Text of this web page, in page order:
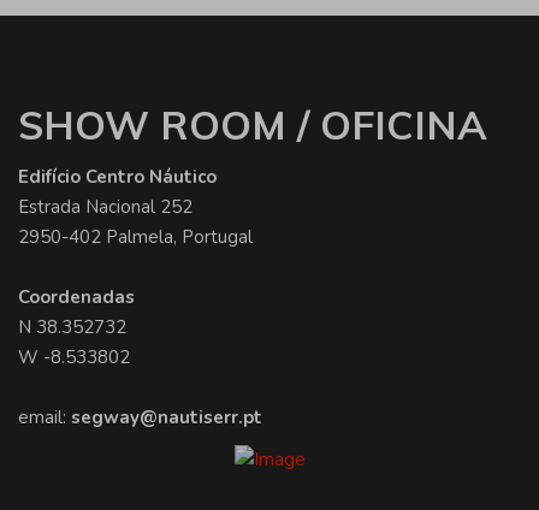
SHOW ROOM / OFICINA
Edifício Centro Náutico
Estrada Nacional 252
2950-402 Palmela, Portugal
Coordenadas
N 38.352732
W -8.533802
email: segway@nautiserr.pt